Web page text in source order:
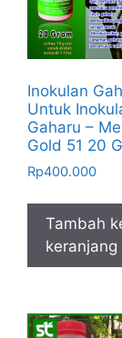
Inokulan
Untuk
Gaharu –
Gold 51 20
Rp400.000
Tambah
keranjang